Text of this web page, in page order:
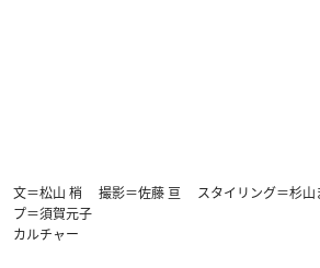
文＝松山 梢 撮影＝佐藤 亘 スタイリング＝杉
プ＝須賀元子
カルチャー